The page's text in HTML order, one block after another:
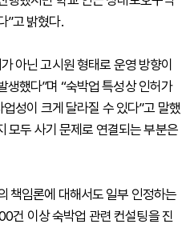
”고 밝혔다.
아닌 고시원 형태로 운영 방향이
생했다”며 “숙박업 특성상 인허가
성이 크게 달라질 수 있다”고 말했
모두 사기 문제로 연결되는 부분은
책임론에 대해서도 일부 인정하는
건 이상 숙박업 관련 컨설팅을 진